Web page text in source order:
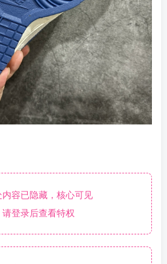
容已隐藏，核心可见
登录后查看特权